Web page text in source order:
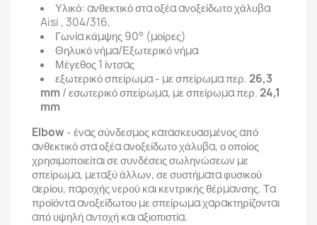
Υλικό: ανθεκτικό στα οξέα ανοξείδωτο χάλυβα
Aisi , 304/316,
Γωνία κάμψης 90° (μοίρες)
Θηλυκό νήμα/Εξωτερικό νήμα
Μέγεθος 1 ίντσας
εξωτερικό σπείρωμα - με σπείρωμα περ. 26,3
mm / εσωτερικό σπείρωμα, με σπείρωμα περ. 24,1
mm
Elbow - ένας σύνδεσμος κατασκευασμένος από
ανθεκτικό στα οξέα ανοξείδωτο χάλυβα, ο οποίος
χρησιμοποιείται σε συνδέσεις σωληνώσεων με
σπείρωμα, μεταξύ άλλων, σε συστήματα φυσικού
αερίου, παροχής νερού και κεντρικής θέρμανσης. Τα
προϊόντα ανοξείδωτου με σπείρωμα χαρακτηρίζονται
από υψηλή αντοχή και αξιοπιστία.